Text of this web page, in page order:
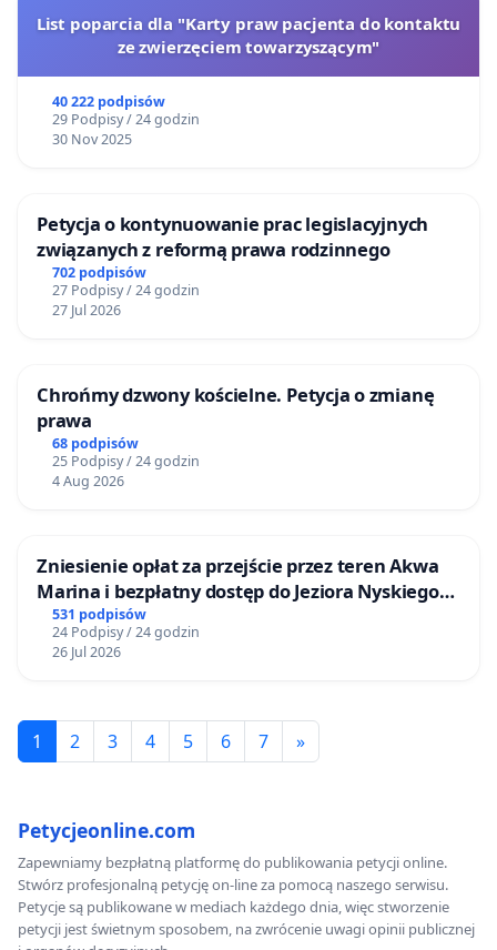
List poparcia dla "Karty praw pacjenta do kontaktu
ze zwierzęciem towarzyszącym"
40 222 podpisów
29 Podpisy / 24 godzin
30 Nov 2025
Petycja o kontynuowanie prac legislacyjnych
związanych z reformą prawa rodzinnego
702 podpisów
27 Podpisy / 24 godzin
27 Jul 2026
Chrońmy dzwony kościelne. Petycja o zmianę
prawa
68 podpisów
25 Podpisy / 24 godzin
4 Aug 2026
Zniesienie opłat za przejście przez teren Akwa
Marina i bezpłatny dostęp do Jeziora Nyskiego
dla mieszkańców Gminy Nysa
531 podpisów
24 Podpisy / 24 godzin
26 Jul 2026
1 2 3 4 5 6 7 »
Petycjeonline.com
Zapewniamy bezpłatną platformę do publikowania petycji online.
Stwórz profesjonalną petycję on-line za pomocą naszego serwisu.
Petycje są publikowane w mediach każdego dnia, więc stworzenie
petycji jest świetnym sposobem, na zwrócenie uwagi opinii publicznej